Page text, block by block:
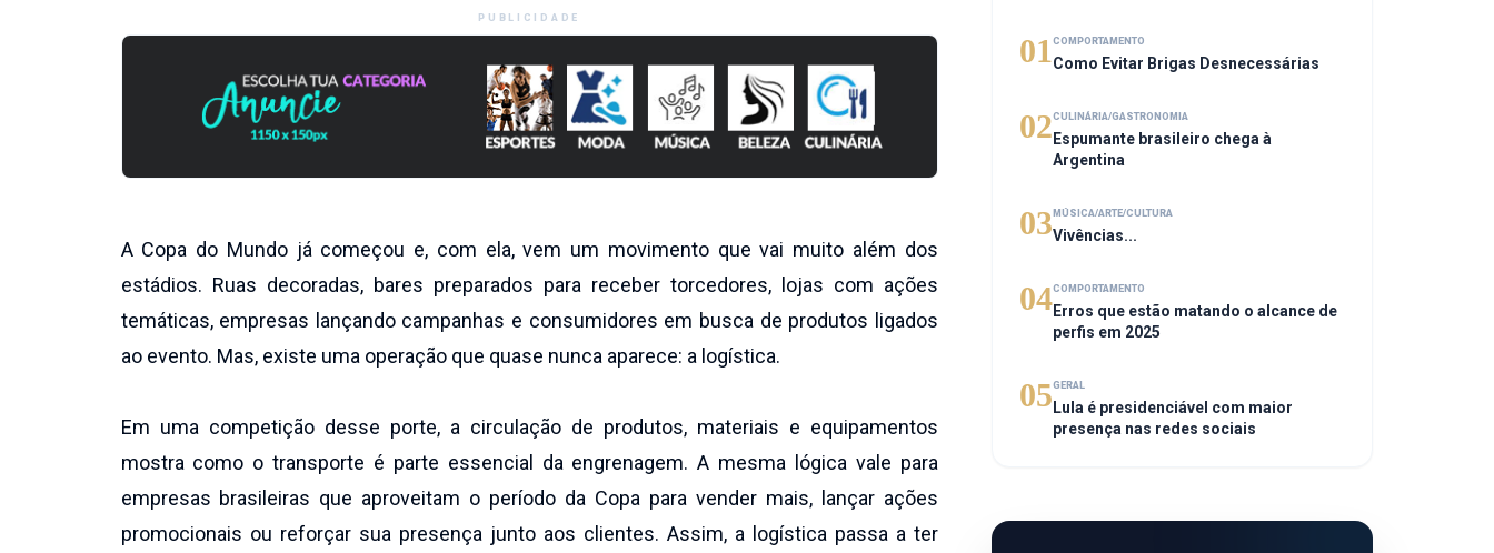
PUBLICIDADE
A Copa do Mundo já começou e, com ela, vem um movimento que vai muito além dos
estádios. Ruas decoradas, bares preparados para receber torcedores, lojas com ações
temáticas, empresas lançando campanhas e consumidores em busca de produtos ligados
ao evento. Mas, existe uma operação que quase nunca aparece: a logística.
Em uma competição desse porte, a circulação de produtos, materiais e equipamentos
mostra como o transporte é parte essencial da engrenagem. A mesma lógica vale para
empresas brasileiras que aproveitam o período da Copa para vender mais, lançar ações
promocionais ou reforçar sua presença junto aos clientes. Assim, a logística passa a ter
01 COMPORTAMENTO
Como Evitar Brigas Desnecessárias
02CULINÁRIA/GASTRONOMIA
Espumante brasileiro chega à
Argentina
03 MÚSICA/ARTE/CULTURA
Vivências...
04COMPORTAMENTO
Erros que estão matando o alcance de
perfis em 2025
05GERAL
Lula é presidenciável com maior
presença nas redes sociais